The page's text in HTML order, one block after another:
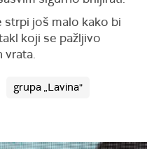
strpi još malo kako bi
koji se pažljivo
vrata.
grupa „Lavina"